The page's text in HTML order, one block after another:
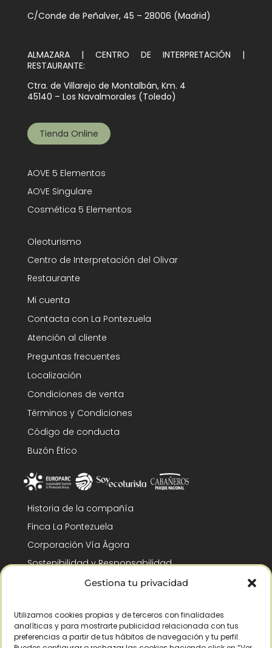
Gestiona tu privacidad
Utilizamos cookies propias y de terceros con finalidades
analíticas y para mostrarte publicidad relacionada con tus
preferencias a partir de tus hábitos de navegación y tu perfil.
C/Conde de Peñalver, 45 – 28006 (Madrid)
ALMAZARA | CENTRO DE INTERPRETACIÓN |
RESTAURANTE:
Ctra. de Villarejo de Montalbán, Km. 4
45140 – Los Navalmorales (Toledo)
Tienda Online
AOVE 5 Elementos
AOVE Singulare
Cosmética 5 Elementos
Oleoturismo
Centro de Interpretación del Olivar
Restaurante
Mi cuenta
Contacta con La Pontezuela
Atención al cliente
Preguntas frecuentes
Localización
Condiciones de venta
Términos y Condiciones
Código de conducta
Buzón Ético
Historia de la compañía
Finca La Pontezuela
Corporación Vía Ágora
Sostenibilidad y Responsabilidad
RSC y Fundación Gómez-Pintado
Reconocimientos